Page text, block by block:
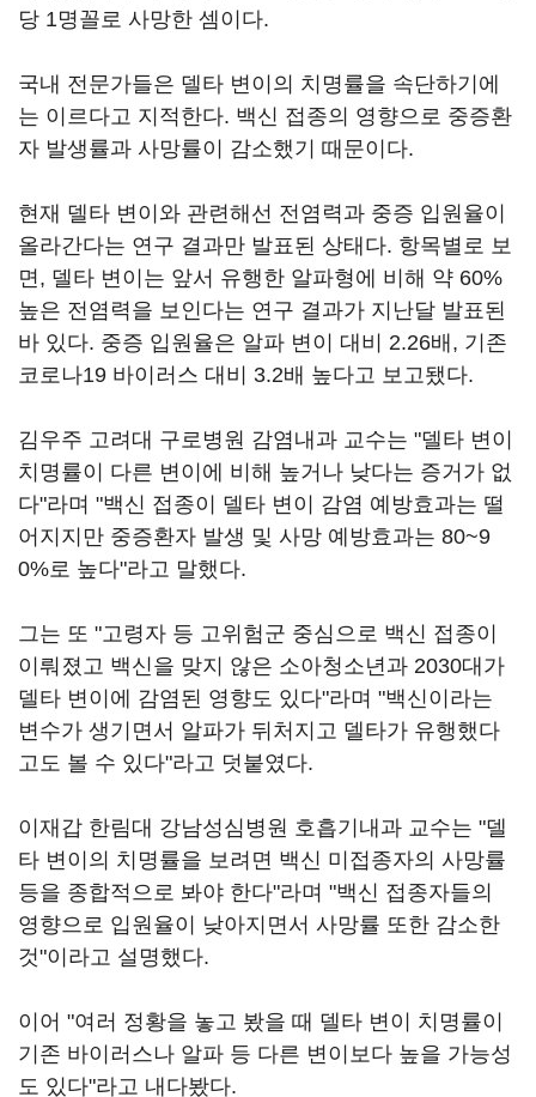
당 1명꼴로 사망한 셈이다.
국내 전문가들은 델타 변이의 치명률을 속단하기에
는 이르다고 지적한다. 백신 접종의 영향으로 중증환
자 발생률과 사망률이 감소했기 때문이다.
현재 델타 변이와 관련해선 전염력과 중증 입원율이
올라간다는 연구 결과만 발표된 상태다. 항목별로 보
면, 델타 변이는 앞서 유행한 알파형에 비해 약 60%
높은 전염력을 보인다는 연구 결과가 지난달 발표된
바 있다. 중증 입원율은 알파 변이 대비 2.26배, 기존
코로나19 바이러스 대비 3.2배 높다고 보고됐다.
김우주 고려대 구로병원 감염내과 교수는 "델타 변이
치명률이 다른 변이에 비해 높거나 낮다는 증거가 없
다"라며 "백신 접종이 델타 변이 감염 예방효과는 떨
어지지만 중증환자 발생 및 사망 예방효과는 80~9
0%로 높다"라고 말했다.
그는 또 "고령자 등 고위험군 중심으로 백신 접종이
이뤄졌고 백신을 맞지 않은 소아청소년과 2030대가
델타 변이에 감염된 영향도 있다"라며 "백신이라는
변수가 생기면서 알파가 뒤처지고 델타가 유행했다
고도 볼 수 있다"라고 덧붙였다.
이재갑 한림대 강남성심병원 호흡기내과 교수는 "델
타 변이의 치명률을 보려면 백신 미접종자의 사망률
등을 종합적으로 봐야 한다"라며 "백신 접종자들의
영향으로 입원율이 낮아지면서 사망률 또한 감소한
것"이라고 설명했다.
이어 "여러 정황을 놓고 봤을 때 델타 변이 치명률이
기존 바이러스나 알파 등 다른 변이보다 높을 가능성
도 있다"라고 내다봤다.